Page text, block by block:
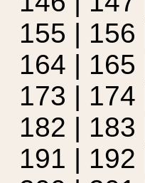
155 | 156
164 | 165
173 | 174
182 | 183
191 | 192